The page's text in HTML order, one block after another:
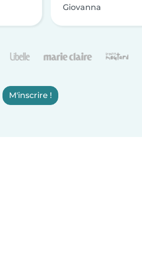
Giovanna
M'inscrire !